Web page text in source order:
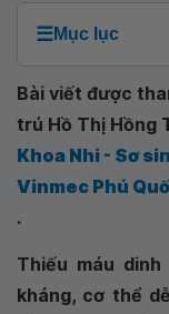
☰Mục lục
Bài viết được
trú Hồ Thị Hồng
Khoa Nhi - Sơ
Vinmec Phú
.
Thiếu máu
kháng, cơ thể